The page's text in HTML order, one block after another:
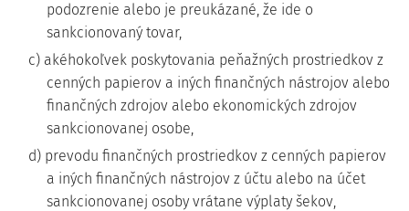
podozrenie alebo je preukázané, že ide o
sankcionovaný tovar,
c) akéhokoľvek poskytovania peňažných prostriedkov z
cenných papierov a iných finančných nástrojov alebo
finančných zdrojov alebo ekonomických zdrojov
sankcionovanej osobe,
d) prevodu finančných prostriedkov z cenných papierov
a iných finančných nástrojov z účtu alebo na účet
sankcionovanej osoby vrátane výplaty šekov,